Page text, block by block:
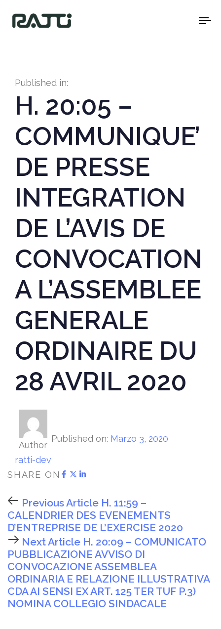
Published in:
H. 20:05 –
COMMUNIQUE’
DE PRESSE
INTEGRATION
DE L’AVIS DE
CONVOCATION
A L’ASSEMBLEE
GENERALE
ORDINAIRE DU
28 AVRIL 2020
Author
ratti-dev
Published on: Marzo 3, 2020
SHARE ON
Previous Article H. 11:59 –
CALENDRIER DES EVENEMENTS
D’ENTREPRISE DE L’EXERCISE 2020
Next Article H. 20:09 – COMUNICATO
PUBBLICAZIONE AVVISO DI
CONVOCAZIONE ASSEMBLEA
ORDINARIA E RELAZIONE ILLUSTRATIVA
CDA AI SENSI EX ART. 125 TER TUF P.3)
NOMINA COLLEGIO SINDACALE